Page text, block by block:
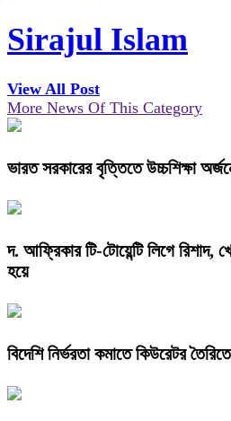
Sirajul Islam
View All Post
More News Of This Category
ভারত সরকারের বৃত্তিতে উচ্চশিক্ষা
দ. আফ্রিকার টি-টোয়েন্টি লিগে রিশাদ,
হয়ে
বিদেশি নির্ভরতা কমাতে কিউরেটর